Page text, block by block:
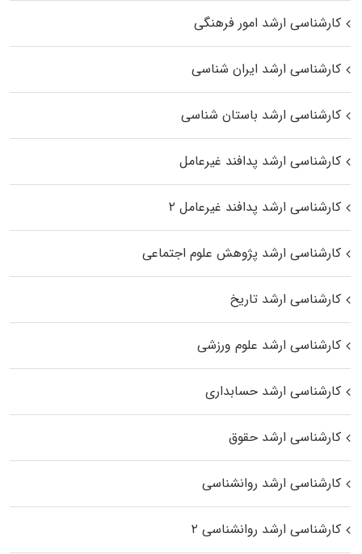
کارشناسی ارشد امور فرهنگی
کارشناسی ارشد ایران شناسی
کارشناسی ارشد باستان شناسی
کارشناسی ارشد پدافند غیرعامل
کارشناسی ارشد پدافند غیرعامل ۲
کارشناسی ارشد پژوهش علوم اجتماعی
کارشناسی ارشد تاریخ
کارشناسی ارشد علوم ورزشی
کارشناسی ارشد حسابداری
کارشناسی ارشد حقوق
کارشناسی ارشد روانشناسی
کارشناسی ارشد روانشناسی ۲